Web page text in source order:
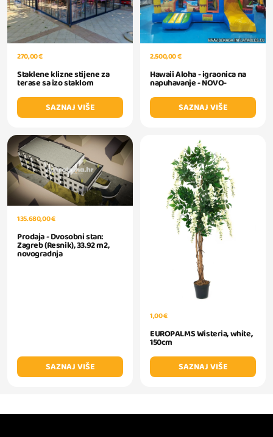
270,00 €
Staklene klizne stijene za
terase sa izo staklom
SAZNAJ VIŠE
2.500,00 €
Hawaii Aloha - igraonica na
napuhavanje - NOVO-
SAZNAJ VIŠE
135.680,00 €
Prodaja - Dvosobni stan:
Zagreb (Resnik), 33.92 m2,
novogradnja
SAZNAJ VIŠE
1,00 €
EUROPALMS Wisteria, white,
150cm
SAZNAJ VIŠE